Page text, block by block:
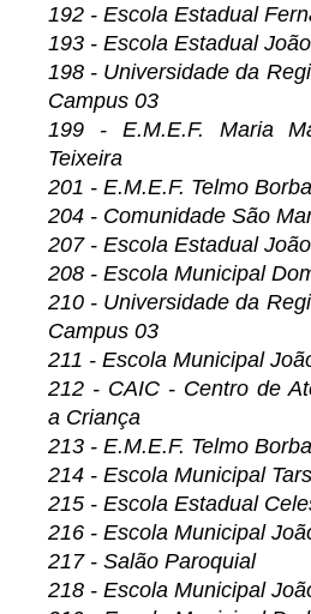
192 - Escola Estadual
193 - Escola Estadual
198 - Universidade da
Campus 03
199 - E.M.E.F. Maria
Teixeira
201 - E.M.E.F. Telmo
204 - Comunidade São
207 - Escola Estadual
208 - Escola Municipal
210 - Universidade da
Campus 03
211 - Escola Municipal
212 - CAIC - Centro de
a Criança
213 - E.M.E.F. Telmo
214 - Escola Municipal
215 - Escola Estadual
216 - Escola Municipal
217 - Salão Paroquial
218 - Escola Municipal